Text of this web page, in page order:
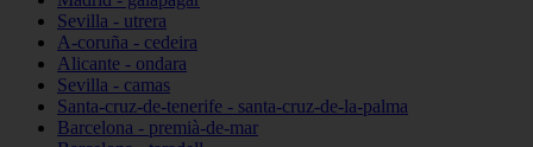
Sevilla - utrera
A-coruña - cedeira
Alicante - ondara
Sevilla - camas
Santa-cruz-de-tenerife - santa-cruz-de-la-palma
Barcelona - premià-de-mar